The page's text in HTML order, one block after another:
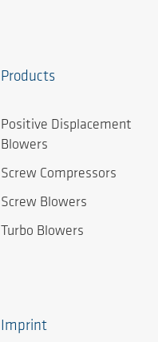
Products
Positive Displacement
Blowers
Screw Compressors
Screw Blowers
Turbo Blowers
Imprint